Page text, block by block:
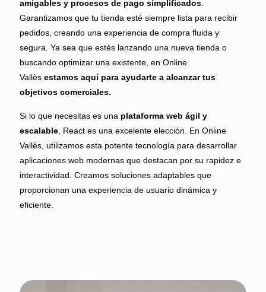
amigables y procesos de pago simplificados
Garantizamos que tu tienda esté siempre lista para recibir
pedidos, creando una experiencia de compra fluida y
segura. Ya sea que estés lanzando una nueva tienda o
buscando optimizar una existente, en Online
Vallès estamos aquí para ayudarte a alcanzar tus
objetivos comerciales.
Si lo que necesitas es una plataforma web ágil y
escalable , React es una excelente elección. En Online
Vallès, utilizamos esta potente tecnología para desarrollar
aplicaciones web modernas que destacan por su rapidez e
interactividad. Creamos soluciones adaptables que
proporcionan una experiencia de usuario dinámica y
eficiente.